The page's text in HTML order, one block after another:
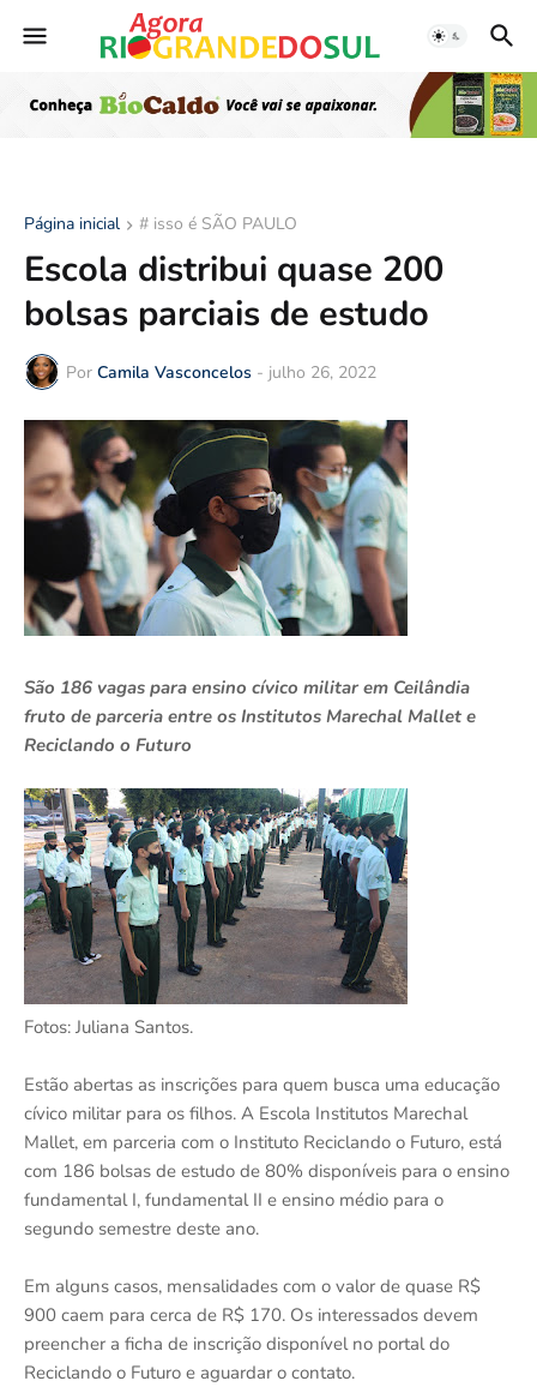
Página inicial # isso é SÃO PAULO
Escola distribui quase 200
bolsas parciais de estudo
Por Camila Vasconcelos - julho 26, 2022
São 186 vagas para ensino cívico militar em Ceilândia
fruto de parceria entre os Institutos Marechal Mallet e
Reciclando o Futuro
Fotos: Juliana Santos.
Estão abertas as inscrições para quem busca uma educação
cívico militar para os filhos. A Escola Institutos Marechal
Mallet, em parceria com o Instituto Reciclando o Futuro, está
com 186 bolsas de estudo de 80% disponíveis para o ensino
fundamental I, fundamental II e ensino médio para o
segundo semestre deste ano.
Em alguns casos, mensalidades com o valor de quase R$
900 caem para cerca de R$ 170. Os interessados devem
preencher a ficha de inscrição disponível no portal do
Reciclando o Futuro e aguardar o contato.